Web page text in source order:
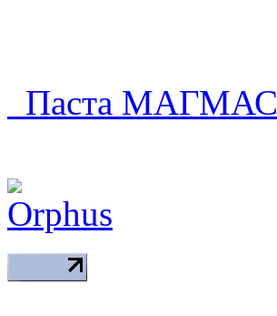
Паста МАГМАС